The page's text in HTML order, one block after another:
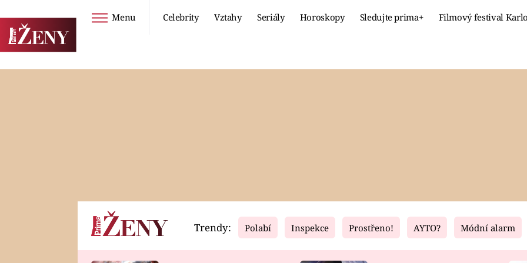
Menu Celebrity Vztahy Seriály Horoskopy Sledujte prima+ Filmový festival
Horoskopy Video Fresh Living
Trendy: Polabí Inspekce Prostřeno! AYTO? Módní alarm